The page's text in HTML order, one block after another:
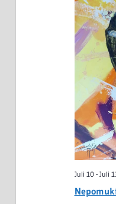
Juli 10- Juli